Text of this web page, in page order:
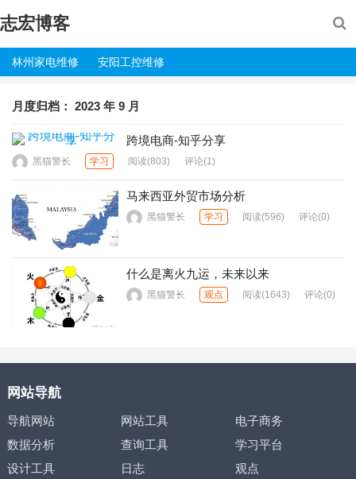
志宏博客
林州家电维修 安阳工控维修
月度归档： 2023 年 9 月
跨境电商-知乎分享
黑猫警长 学习 阅读(803) 评论(1)
马来西亚外贸市场分析
黑猫警长 学习 阅读(596) 评论(0)
什么是离火九运，未来以来
黑猫警长 观点 阅读(1643) 评论(0)
网站导航
导航网站 网站工具
电子商务
数据分析
查询工具
学习平台
设计工具
日志
观点